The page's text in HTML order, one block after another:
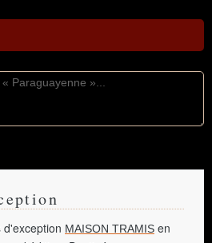
d'exception MAISON TRAMIS en